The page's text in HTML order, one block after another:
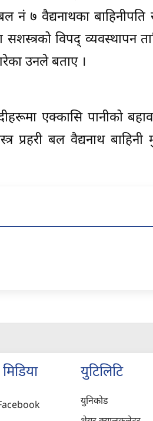
नं ७ वैद्यनाथका बाहिनीपति
विपद् व्यवस्थापन
उनले बताए ।
एक्कासि पानीको
बल वैद्यनाथ
युटिलिटि
युनिकोड